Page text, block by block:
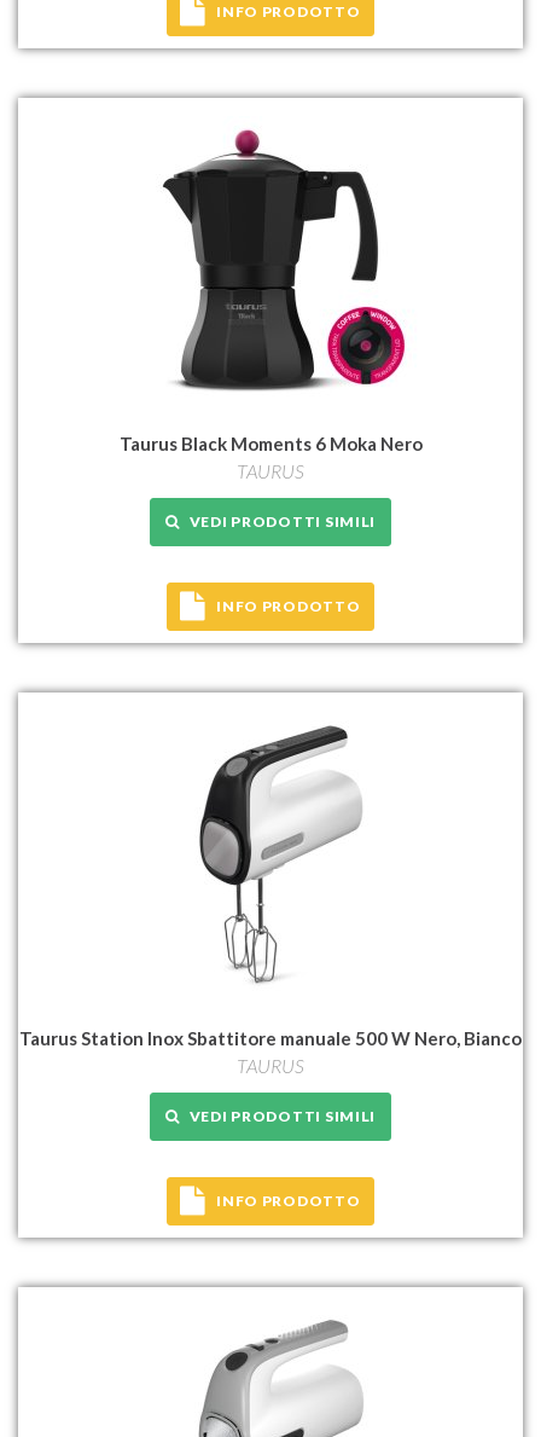
INFO PRODOTTO
Taurus Black Moments 6 Moka Nero
TAURUS
VEDI PRODOTTI SIMILI
INFO PRODOTTO
Taurus Station Inox Sbattitore manuale 500 W Nero, Bianco
TAURUS
VEDI PRODOTTI SIMILI
INFO PRODOTTO